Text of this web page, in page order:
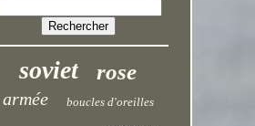
soviet rose
armée boucles d'oreilles